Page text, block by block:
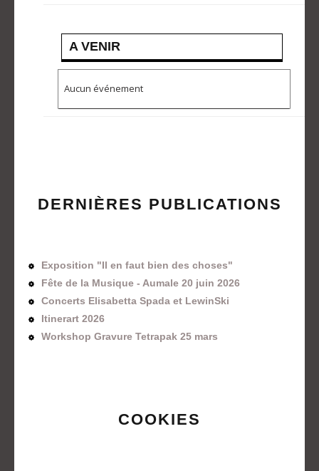
A VENIR
Aucun événement
DERNIÈRES PUBLICATIONS
Exposition "Il en faut bien des choses"
Fête de la Musique - Aumale 20 juin 2026
Concerts Elisabetta Spada et LewinSki
Itinerart 2026
Workshop Gravure Tetrapak 25 mars
COOKIES